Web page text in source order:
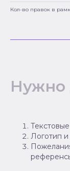
Кол-во правок в
Нужно
Логотип